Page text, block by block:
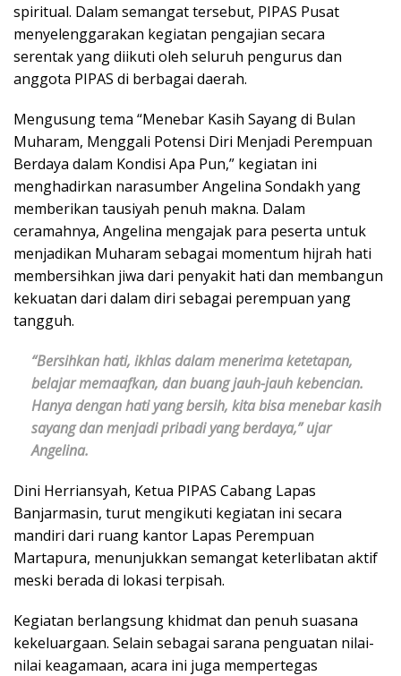
spiritual. Dalam semangat tersebut, PIPAS Pusat
menyelenggarakan kegiatan pengajian secara
serentak yang diikuti oleh seluruh pengurus dan
anggota PIPAS di berbagai daerah.
Mengusung tema “Menebar Kasih Sayang di Bulan
Muharam, Menggali Potensi Diri Menjadi Perempuan
Berdaya dalam Kondisi Apa Pun,” kegiatan ini
menghadirkan narasumber Angelina Sondakh yang
memberikan tausiyah penuh makna. Dalam
ceramahnya, Angelina mengajak para peserta untuk
menjadikan Muharam sebagai momentum hijrah hati
membersihkan jiwa dari penyakit hati dan membangun
kekuatan dari dalam diri sebagai perempuan yang
tangguh.
“Bersihkan hati, ikhlas dalam menerima ketetapan,
belajar memaafkan, dan buang jauh-jauh kebencian.
Hanya dengan hati yang bersih, kita bisa menebar kasih
sayang dan menjadi pribadi yang berdaya,” ujar
Angelina.
Dini Herriansyah, Ketua PIPAS Cabang Lapas
Banjarmasin, turut mengikuti kegiatan ini secara
mandiri dari ruang kantor Lapas Perempuan
Martapura, menunjukkan semangat keterlibatan aktif
meski berada di lokasi terpisah.
Kegiatan berlangsung khidmat dan penuh suasana
kekeluargaan. Selain sebagai sarana penguatan nilai-
nilai keagamaan, acara ini juga mempertegas